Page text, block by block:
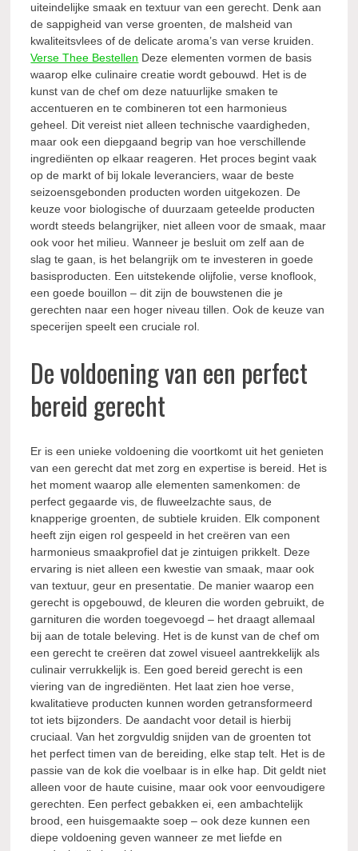
uiteindelijke smaak en textuur van een gerecht. Denk aan
de sappigheid van verse groenten, de malsheid van
kwaliteitsvlees of de delicate aroma’s van verse kruiden.
Verse Thee Bestellen Deze elementen vormen de basis
waarop elke culinaire creatie wordt gebouwd. Het is de
kunst van de chef om deze natuurlijke smaken te
accentueren en te combineren tot een harmonieus
geheel. Dit vereist niet alleen technische vaardigheden,
maar ook een diepgaand begrip van hoe verschillende
ingrediënten op elkaar reageren. Het proces begint vaak
op de markt of bij lokale leveranciers, waar de beste
seizoensgebonden producten worden uitgekozen. De
keuze voor biologische of duurzaam geteelde producten
wordt steeds belangrijker, niet alleen voor de smaak, maar
ook voor het milieu. Wanneer je besluit om zelf aan de
slag te gaan, is het belangrijk om te investeren in goede
basisproducten. Een uitstekende olijfolie, verse knoflook,
een goede bouillon – dit zijn de bouwstenen die je
gerechten naar een hoger niveau tillen. Ook de keuze van
specerijen speelt een cruciale rol.
De voldoening van een perfect
bereid gerecht
Er is een unieke voldoening die voortkomt uit het genieten
van een gerecht dat met zorg en expertise is bereid. Het is
het moment waarop alle elementen samenkomen: de
perfect gegaarde vis, de fluweelzachte saus, de
knapperige groenten, de subtiele kruiden. Elk component
heeft zijn eigen rol gespeeld in het creëren van een
harmonieus smaakprofiel dat je zintuigen prikkelt. Deze
ervaring is niet alleen een kwestie van smaak, maar ook
van textuur, geur en presentatie. De manier waarop een
gerecht is opgebouwd, de kleuren die worden gebruikt, de
garnituren die worden toegevoegd – het draagt allemaal
bij aan de totale beleving. Het is de kunst van de chef om
een gerecht te creëren dat zowel visueel aantrekkelijk als
culinair verrukkelijk is. Een goed bereid gerecht is een
viering van de ingrediënten. Het laat zien hoe verse,
kwalitatieve producten kunnen worden getransformeerd
tot iets bijzonders. De aandacht voor detail is hierbij
cruciaal. Van het zorgvuldig snijden van de groenten tot
het perfect timen van de bereiding, elke stap telt. Het is de
passie van de kok die voelbaar is in elke hap. Dit geldt niet
alleen voor de haute cuisine, maar ook voor eenvoudigere
gerechten. Een perfect gebakken ei, een ambachtelijk
brood, een huisgemaakte soep – ook deze kunnen een
diepe voldoening geven wanneer ze met liefde en